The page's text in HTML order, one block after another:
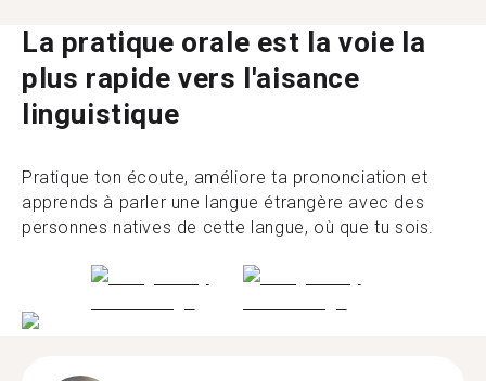
La pratique orale est la voie la
plus rapide vers l'aisance
linguistique
Pratique ton écoute, améliore ta prononciation et
apprends à parler une langue étrangère avec des
personnes natives de cette langue, où que tu sois.